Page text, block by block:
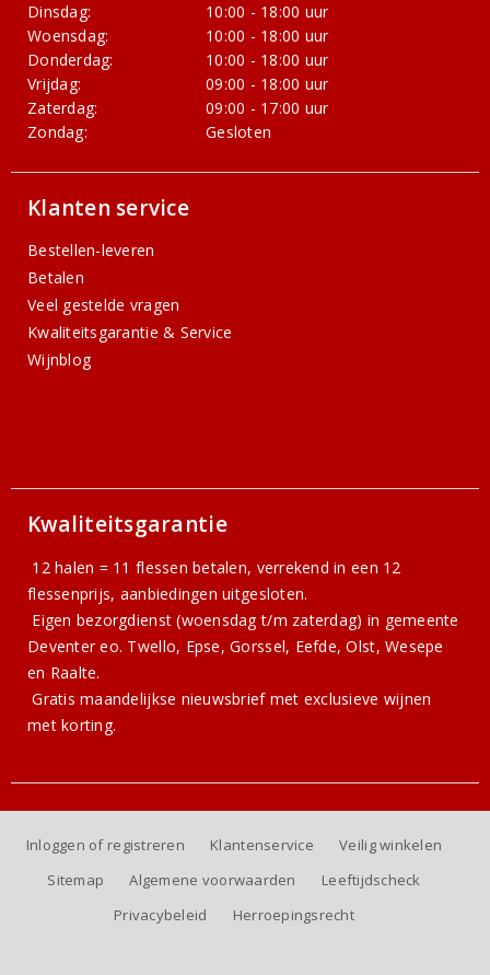
Dinsdag:
10:00 - 18:00 uur
Woensdag:
10:00 - 18:00 uur
Donderdag:
10:00 - 18:00 uur
Vrijdag:
09:00 - 18:00 uur
Zaterdag:
09:00 - 17:00 uur
Zondag:
Gesloten
Klanten service
Bestellen-leveren
Betalen
Veel gestelde vragen
Kwaliteitsgarantie & Service
Wijnblog
Kwaliteitsgarantie
12 halen = 11 flessen betalen, verrekend in een 12
flessenprijs, aanbiedingen uitgesloten.
Eigen bezorgdienst (woensdag t/m zaterdag) in gemeente
Deventer eo. Twello, Epse, Gorssel, Eefde, Olst, Wesepe
en Raalte.
Gratismaandelijkse nieuwsbriefmet exclusieve wijnen
met korting.
Inloggen of registreren Klantenservice
Veilig winkelen
Sitemap
Algemene voorwaarden
Leeftijdscheck
Privacybeleid
Herroepingsrecht